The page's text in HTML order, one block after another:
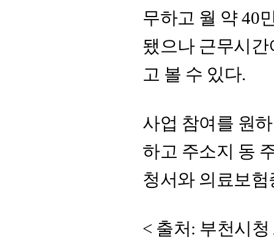
무하고 월 약 40
됐으나 근무시
고 볼 수 있다.
사업 참여를 원
하고 주소지 동
청서와 의료보
< 출처: 부천시청